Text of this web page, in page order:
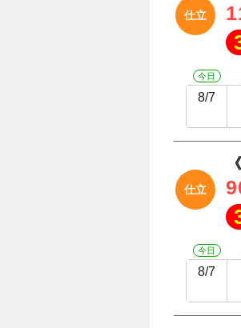
仕立
今日
8/7
仕立
今日
8/7